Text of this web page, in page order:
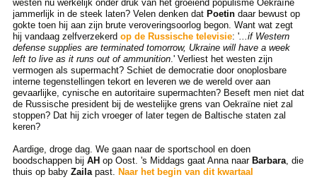
westen nu werkelijk onder druk van het groeiend populisme Oekraïne
jammerlijk in de steek laten? Velen denken dat Poetindaar bewust op
gokte toen hij aan zijn brute veroveringsoorlog begon. Want wat zegt
hij vandaag zelfverzekerd op de Russische televisie: '...if Western
defense supplies are terminated tomorrow, Ukraine will have a week
left to live as it runs out of ammunition.' Verliest het westen zijn
vermogen als supermacht? Schiet de democratie door onoplosbare
interne tegenstellingen tekort en leveren we de wereld over aan
gevaarlijke, cynische en autoritaire supermachten? Beseft men niet dat
de Russische president bij de westelijke grens van Oekraïne niet zal
stoppen? Dat hij zich vroeger of later tegen de Baltische staten zal
keren?
Aardige, droge dag. We gaan naar de sportschool en doen
boodschappen bij AH op Oost. 's Middags gaat Anna naar Barbara, die
thuis op baby Zailapast. Naar het begin van dit kwartaal